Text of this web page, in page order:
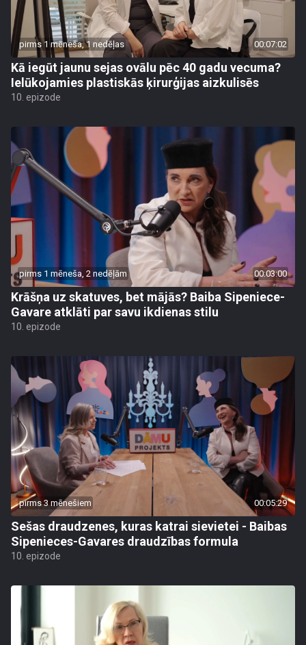
pirms 1 mēneša, 1 nedēļas 00:07:02
Kā iegūt jaunu sejas ovālu pēc 40 gadu vecuma?
Ielūkojamies plastiskās ķirurģijas aizkulisēs
10. epizode
pirms 1 mēneša, 2 nedēļām 00:03:00
Krāšņa uz skatuves, bet mājās? Baiba Sipeniece-
Gavare atklāti par savu ikdienas stilu
10. epizode
pirms 3 mēnešiem 00:05:29
Sešas draudzenes, kuras katrai sievietei - Baibas
Sipenieces-Gavares draudzības formula
10. epizode